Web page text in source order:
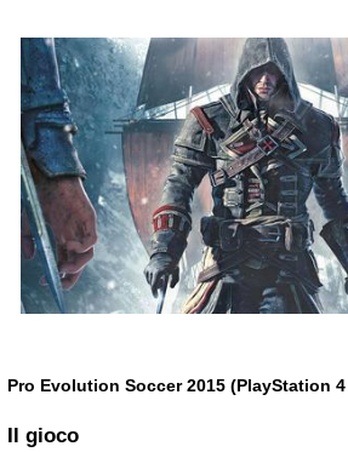
Pro Evolution Soccer 2015 (PlayStation
Il gioco